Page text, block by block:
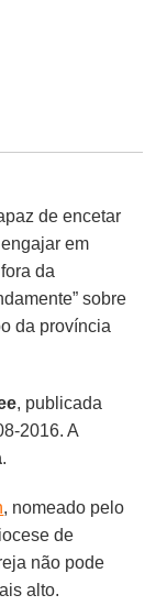
de encetar
em
da
sobre
da província
, publicada
2016. A
.
, nomeado pelo
de
não pode
alto.